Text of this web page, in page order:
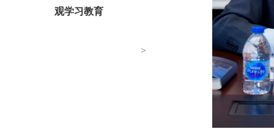
观学习教育
>